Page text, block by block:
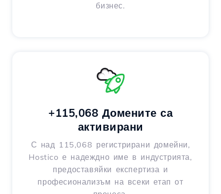
бизнес.
+115,068 Домените са
активирани
С над 115,068 регистрирани домейни,
Hostico е надеждно име в индустрията,
предоставяйки експертиза и
професионализъм на всеки етап от